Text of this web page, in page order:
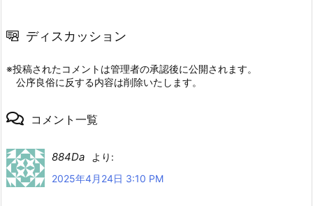
ディスカッション
※投稿されたコメントは管理者の承認後に公開されます。
公序良俗に反する内容は削除いたします。
コメント一覧
884Da
より:
2025年4月24日 3:10 PM